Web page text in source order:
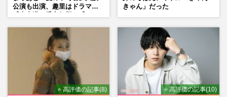
公演も出演、趣里はドラマ
きゃん」だった
⭐ 高評価の記事(8) ⭐ 高評価の記事(10)